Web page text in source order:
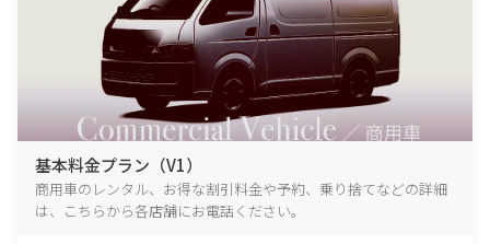
基本料金プラン（V1）
商用車のレンタル、お得な割引料金や予約、乗り捨てなどの詳細
は、こちらから各店舗にお電話ください。